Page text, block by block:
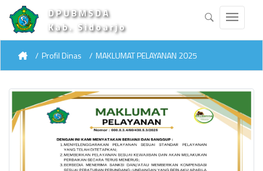
DPUBMSDA
Kab. Sidoarjo
Profil Dinas MAKLUMAT PELAYANAN 2025